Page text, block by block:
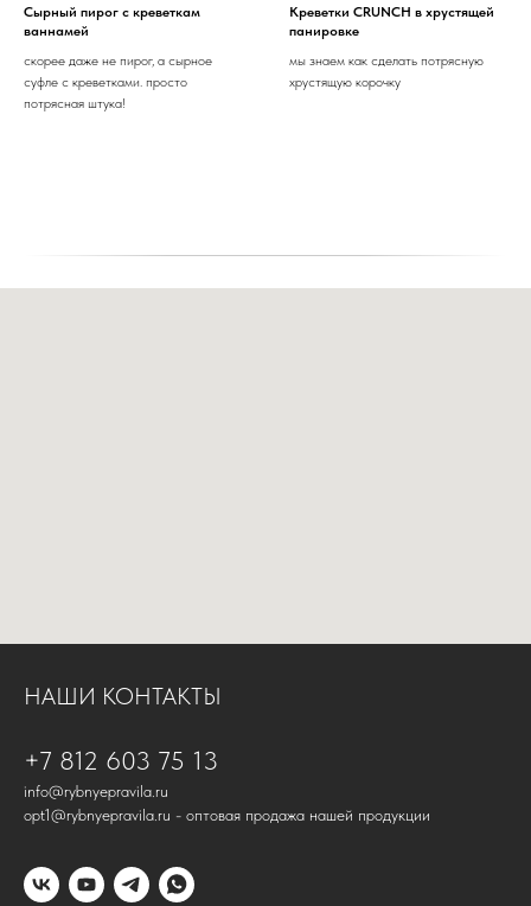
Сырный пирог с креветкам
ваннамей
скорее даже не пирог, а сырное
суфле с креветками. просто
потрясная штука!
Креветки CRUNCH в хрустящей
панировке
мы знаем как сделать потрясную
хрустящую корочку
НАШИ КОНТАКТЫ
+7 812 603 75 13
info@rybnyepravila.ru
opt1@rybnyepravila.ru - оптовая продажа нашей продукции